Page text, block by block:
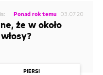
Ponad rok temu 03.07.20
że w około
PIERSI